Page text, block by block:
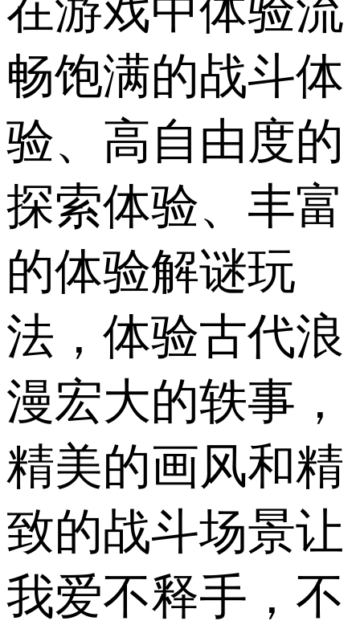
在游戏中体验流
畅饱满的战斗体
验、高自由度的
探索体验、丰富
的体验解谜玩
法，体验古代浪
漫宏大的轶事，
精美的画风和精
致的战斗场景让
我爱不释手，不